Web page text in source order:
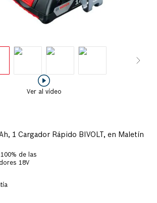
Ver al vídeo
1 Cargador Rápido BIVOLT, en Maletín
de las
18V